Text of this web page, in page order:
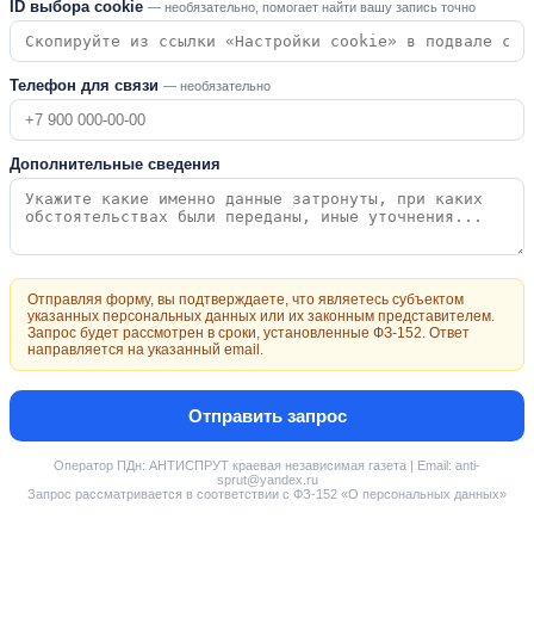
ID выбора cookie — необязательно, помогает найти вашу запись точно
Телефон для связи — необязательно
Дополнительные сведения
Отправляя форму, вы подтверждаете, что являетесь субъектом
указанных персональных данных или их законным представителем.
Запрос будет рассмотрен в сроки, установленные ФЗ-152. Ответ
направляется на указанный email.
Отправить запрос
Оператор ПДн: АНТИСПРУТ краевая независимая газета | Email: anti-
sprut@yandex.ru
Запрос рассматривается в соответствии с ФЗ-152 «О персональных данных»